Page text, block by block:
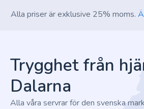
Alla priser är exklusive 25% moms.
Trygghet från
Dalarna
Alla våra servrar för den svenska